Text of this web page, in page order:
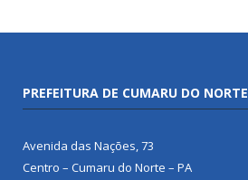
PREFEITURA DE CUMARU DO NORTE
Avenida das Nações, 73
Centro – Cumaru do Norte – PA